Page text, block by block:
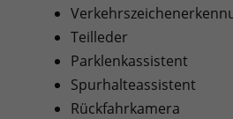
Teilleder
Parklenkassistent
Spurhalteassistent
Rückfahrkamera